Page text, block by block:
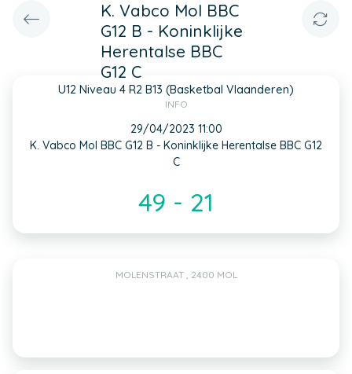
K. Vabco Mol BBC
G12 B - Koninklijke
Herentalse BBC
G12 C
U12 Niveau 4 R2 B13 (Basketbal Vlaanderen)
INFO
29/04/2023 11:00
K. Vabco Mol BBC G12 B - Koninklijke Herentalse BBC G12
C
49 - 21
MOLENSTRAAT , 2400 MOL